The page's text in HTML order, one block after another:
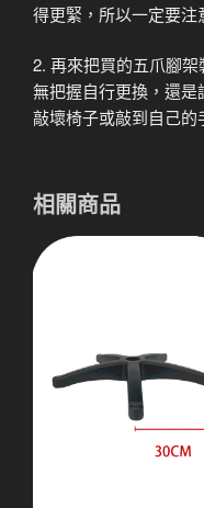
得更緊，所以一定要注
2. 再來把買的五爪腳
無把握自行更換，還
敲壞椅子或敲到自己的
相關商品